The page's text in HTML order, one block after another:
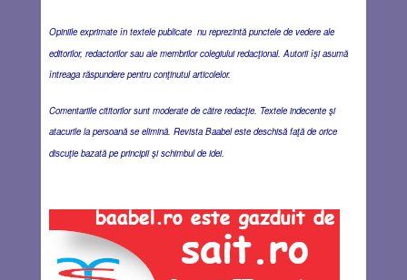
Opiniile exprimate în textele publicate nu reprezintă punctele de vedere ale
editorilor, redactorilor sau ale membrilor colegiului redacţional. Autorii îşi asumă
întreaga răspundere pentru conţinutul articolelor.
Comentariile cititorilor sunt moderate de către redacţie. Textele indecente şi
atacurile la persoană se elimină. Revista Baabel este deschisă faţă de orice
discuţie bazată pe principii şi schimbul de idei.